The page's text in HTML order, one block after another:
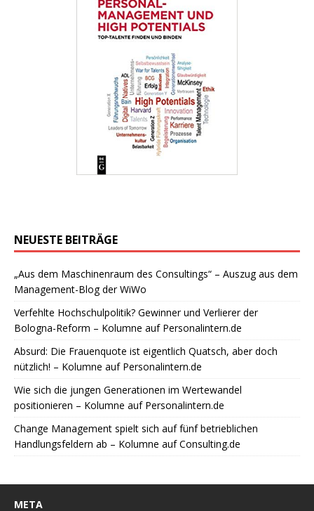
NEUESTE BEITRÄGE
„Aus dem Maschinenraum des Consultings“ – Auszug aus dem
Management-Blog der WiWo
Verfehlte Hochschulpolitik? Gewinner und Verlierer der
Bologna-Reform – Kolumne auf Personalintern.de
Absurd: Die Frauenquote ist eigentlich Quatsch, aber doch
nützlich! – Kolumne auf Personalintern.de
Wie sich die jungen Generationen im Wertewandel
positionieren – Kolumne auf Personalintern.de
Change Management spielt sich auf fünf betrieblichen
Handlungsfeldern ab – Kolumne auf Consulting.de
META